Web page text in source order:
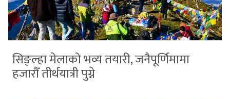
सिङ्ल्हा मेलाको भव्य तयारी, जनैपूर्णिमामा
हजारौँ तीर्थयात्री पुग्ने